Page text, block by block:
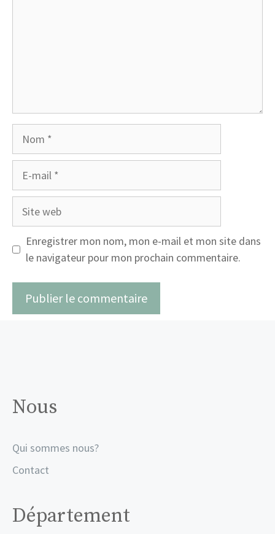
Site
Enregistrer mon nom, mon e-mail et mon site dans
le navigateur pour mon prochain commentaire.
Nous
Qui sommes nous?
Contact
Département